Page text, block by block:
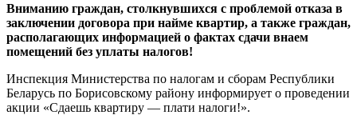
Вниманию граждан, столкнувшихся с проблемой отказа в
заключении договора при найме квартир, а также граждан,
располагающих информацией о фактах сдачи внаем
помещений без уплаты налогов!
Инспекция Министерства по налогам и сборам Республики
Беларусь по Борисовскому району информирует о проведении
акции «Сдаешь квартиру — плати налоги!».